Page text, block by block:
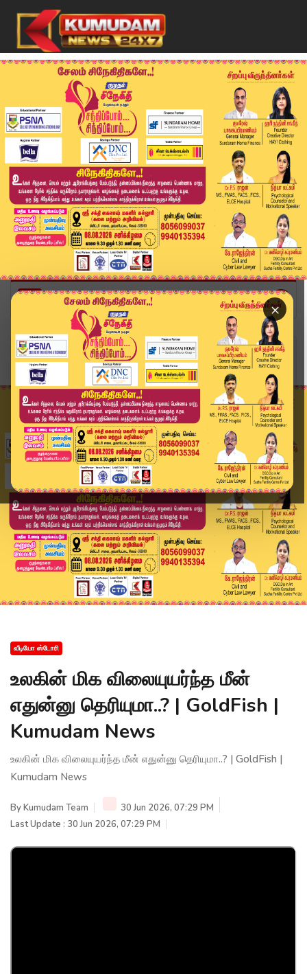
×
Home
வீடியோ ஸ்டோரி
உலகின் மிக விலையுயர்ந்த மீன் எதுன்னு தெரியுமா.....
வீடியோ ஸ்டோரி
உலகின் மிக விலையுயர்ந்த மீன்
எதுன்னு தெரியுமா..? | GoldFish |
Kumudam News
உலகின் மிக விலையுயர்ந்த மீன் எதுன்னு தெரியுமா..? | GoldFish |
Kumudam News
ByKumudam Team
30 Jun 2026, 07:29 PM
Last Update : 30 Jun 2026, 07:29 PM